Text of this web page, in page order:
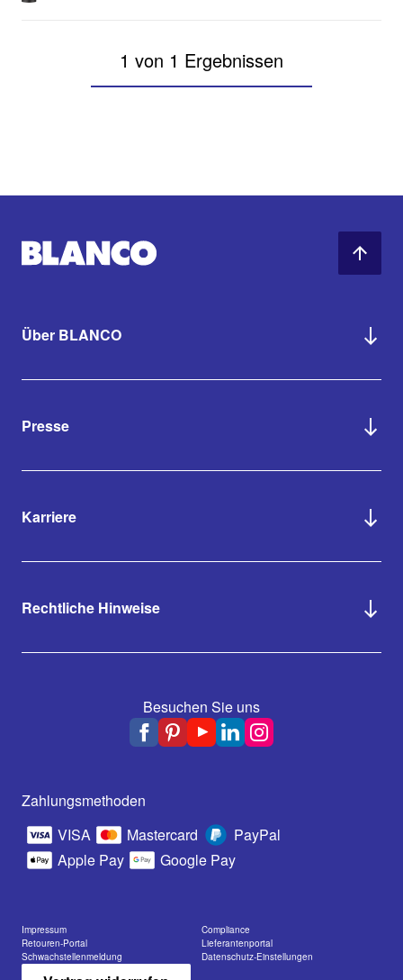
1 von 1 Ergebnissen
Über BLANCO
Presse
Karriere
Rechtliche Hinweise
Besuchen Sie uns
Zahlungsmethoden
VISA
Mastercard
PayPal
Apple Pay
Google Pay
Impressum
Compliance
Retouren-Portal
Lieferantenportal
Schwachstellenmeldung
Datenschutz-Einstellungen